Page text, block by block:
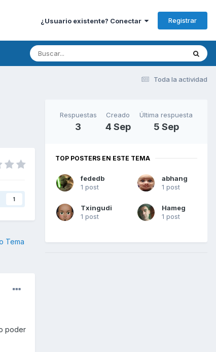
¿Usuario existente? Conectar Registrar
Toda la actividad
1
Tema
poder
Respuestas
3
Creado
4 Sep
Última respuesta
5 Sep
TOP POSTERS EN ESTE TEMA
fededb
1 post
abhang
1 post
Txingudi
1 post
Hameg
1 post